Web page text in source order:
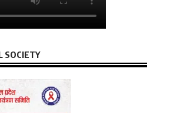
SOCIETY